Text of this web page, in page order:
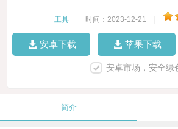
工具 时间：2023-12-21
安卓下载 苹果下载
安卓市场，安全绿
简介